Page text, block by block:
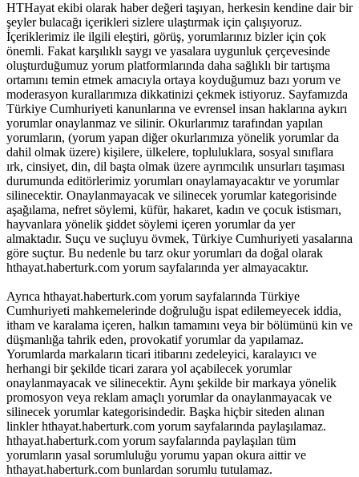
HTHayat ekibi olarak haber değeri taşıyan, herkesin kendine dair bir
şeyler bulacağı içerikleri sizlere ulaştırmak için çalışıyoruz.
İçeriklerimiz ile ilgili eleştiri, görüş, yorumlarınız bizler için çok
önemli. Fakat karşılıklı saygı ve yasalara uygunluk çerçevesinde
oluşturduğumuz yorum platformlarında daha sağlıklı bir tartışma
ortamını temin etmek amacıyla ortaya koyduğumuz bazı yorum ve
moderasyon kurallarımıza dikkatinizi çekmek istiyoruz. Sayfamızda
Türkiye Cumhuriyeti kanunlarına ve evrensel insan haklarına aykırı
yorumlar onaylanmaz ve silinir. Okurlarımız tarafından yapılan
yorumların, (yorum yapan diğer okurlarımıza yönelik yorumlar da
dahil olmak üzere) kişilere, ülkelere, topluluklara, sosyal sınıflara
ırk, cinsiyet, din, dil başta olmak üzere ayrımcılık unsurları taşıması
durumunda editörlerimiz yorumları onaylamayacaktır ve yorumlar
silinecektir. Onaylanmayacak ve silinecek yorumlar kategorisinde
aşağılama, nefret söylemi, küfür, hakaret, kadın ve çocuk istismarı,
hayvanlara yönelik şiddet söylemi içeren yorumlar da yer
almaktadır. Suçu ve suçluyu övmek, Türkiye Cumhuriyeti yasalarına
göre suçtur. Bu nedenle bu tarz okur yorumları da doğal olarak
hthayat.haberturk.com yorum sayfalarında yer almayacaktır.
Ayrıca hthayat.haberturk.com yorum sayfalarında Türkiye
Cumhuriyeti mahkemelerinde doğruluğu ispat edilemeyecek iddia,
itham ve karalama içeren, halkın tamamını veya bir bölümünü kin ve
düşmanlığa tahrik eden, provokatif yorumlar da yapılamaz.
Yorumlarda markaların ticari itibarını zedeleyici, karalayıcı ve
herhangi bir şekilde ticari zarara yol açabilecek yorumlar
onaylanmayacak ve silinecektir. Aynı şekilde bir markaya yönelik
promosyon veya reklam amaçlı yorumlar da onaylanmayacak ve
silinecek yorumlar kategorisindedir. Başka hiçbir siteden alınan
linkler hthayat.haberturk.com yorum sayfalarında paylaşılamaz.
hthayat.haberturk.com yorum sayfalarında paylaşılan tüm
yorumların yasal sorumluluğu yorumu yapan okura aittir ve
hthayat.haberturk.com bunlardan sorumlu tutulamaz.